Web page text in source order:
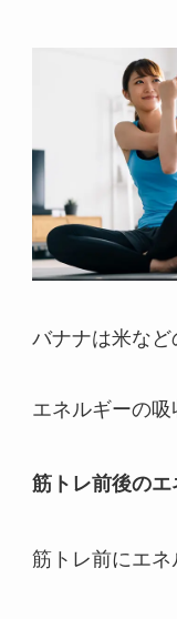
バナナは米な
エネルギーの
筋トレ前後の
筋トレ前にエネ